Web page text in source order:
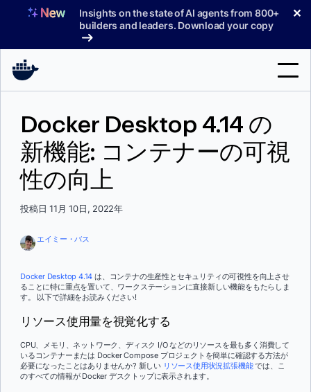
へ
Insights on the state of AI agents from 800+
builders and leaders. Download your copy
✕
製品
サポート
索
サインイン
Docker Desktop 4.14 の
新機能: コンテナーの可視
性の向上
投稿日 11月 10日, 2022年
エイミー・バス
Docker Desktop 4.14 は、コンテナの生産性とセキュリティの可視性を向上させ
ることに特に重点を置いて、ワークステーションに直接新しい機能をもたらしま
す。 以下で詳細をお読みください!
リソース使用量を視覚化する
CPU、メモリ、ネットワーク、ディスク I/O などのリソースを最も多く消費して
いるコンテナーまたは Docker Compose プロジェクトを簡単に確認する方法が
必要になったことはありませんか? 新しい リソース使用状況拡張機能では、こ
のすべての情報が Docker デスクトップに表示されます。